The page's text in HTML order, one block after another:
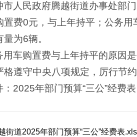
市人民政府腾越街道办事处部
置费0元，与上年持平；公务
为6辆。
用车购置费与上年持平的原因
格遵守中央八项规定，厉行节
：2025年部门预算“三公”经费表
街道2025年部门预算“三公”经费表